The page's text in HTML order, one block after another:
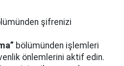
şifrenizi
bölümünden işlemleri
önlemlerini aktif edin.